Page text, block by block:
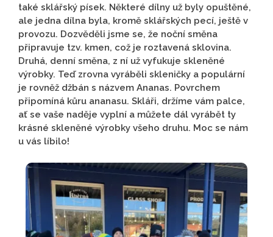
také sklářský písek. Některé dílny už byly opuštěné,
ale jedna dílna byla, kromě sklářských pecí, ještě v
provozu. Dozvěděli jsme se, že noční směna
připravuje tzv. kmen, což je roztavená sklovina.
Druhá, denní směna, z ní už vyfukuje skleněné
výrobky. Teď zrovna vyráběli skleničky a populární
je rovněž džbán s názvem Ananas. Povrchem
připomíná kůru ananasu. Skláři, držíme vám palce,
ať se vaše naděje vyplní a můžete dál vyrábět ty
krásné skleněné výrobky všeho druhu. Moc se nám
u vás líbilo!